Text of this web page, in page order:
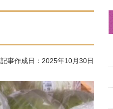
記事作成日：2025年10月30日